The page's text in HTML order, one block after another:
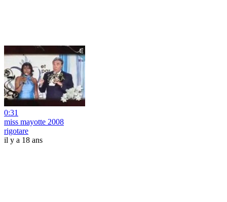
0:31
miss mayotte 2008
rigotare
il y a 18 ans